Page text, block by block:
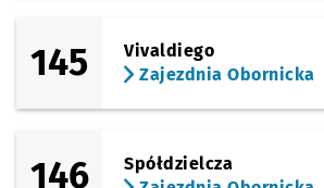
145
Vivaldiego
Zajezdnia Obornicka
146
Spółdzielcza